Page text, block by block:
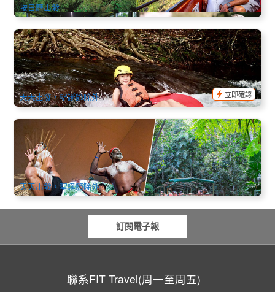
按日曆出發
凱恩斯雨林漂漂河半日遊(River Tubing Mulgrave River) 早上/
下午
1.8k 已預訂
AUD $121.00 $124.00
CNS03305
天天出發，聖誕節除外
立即確認
庫蘭達熱帶雨林公園各種方案可選 (野生動物園+水陸兩用車
+土著文化體驗+加值纜車/觀光火車/午餐)
2.3k 已預訂
AUD $118.00 130.00
CNS03265
天天出發，聖誕節除外
訂閱電子報
聯系FIT Travel(周一至周五)